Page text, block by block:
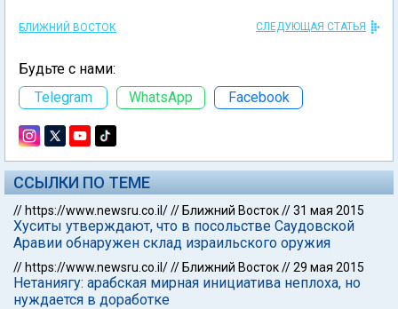
БЛИЖНИЙ ВОСТОК СЛЕДУЮЩАЯ СТАТЬЯ
Будьте с нами:
Telegram
WhatsApp Facebook
ССЫЛКИ ПО ТЕМЕ
//https://www.newsru.co.il///Ближний Восток//31 мая 2015
Хуситы утверждают, что в посольстве Саудовской
Аравии обнаружен склад израильского оружия
//https://www.newsru.co.il///Ближний Восток//29 мая 2015
Нетаниягу: арабская мирная инициатива неплоха, но
нуждается в доработке